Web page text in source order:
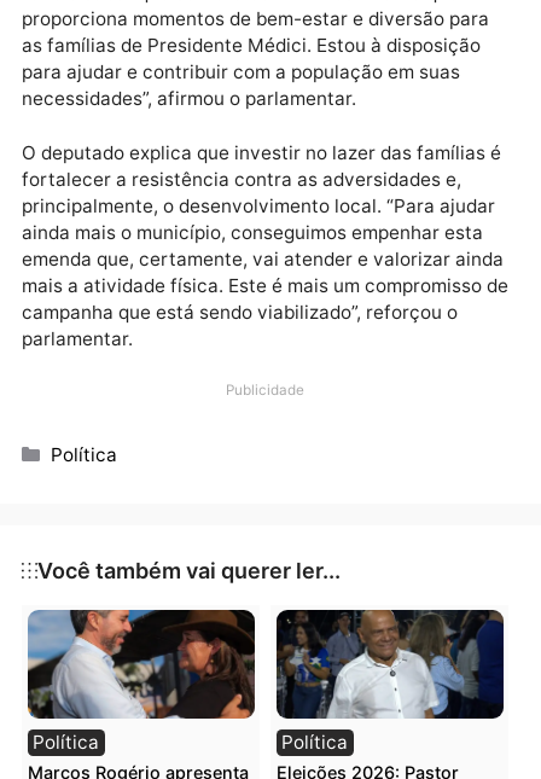
Conforme o deputado Nim Barroso, a prefeitura
contará com o recurso para implantar os
em espaços públicos, promovendo lazer e recreação
para crianças e práticas de atividades físicas para
feito e saber que se trata de um investimento que
proporciona momentos de bem-estar e diversão
as famílias de Presidente Médici. Estou à disposição
para ajudar e contribuir com a população em suas
necessidades”, afirmou o parlamentar.
O deputado explica que investir no lazer das
principalmente, o desenvolvimento local. “Para
emenda que, certamente, vai atender e valorizar
Categorias
Política